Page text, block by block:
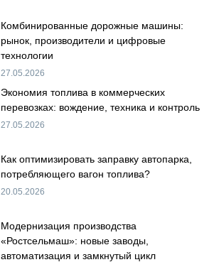
Комбинированные дорожные машины:
рынок, производители и цифровые
технологии
27.05.2026
Экономия топлива в коммерческих
перевозках: вождение, техника и контроль
27.05.2026
Как оптимизировать заправку автопарка,
потребляющего вагон топлива?
20.05.2026
Модернизация производства
«Ростсельмаш»: новые заводы,
автоматизация и замкнутый цикл